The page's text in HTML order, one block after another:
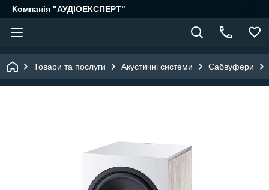
Компанія "АУДІОЕКСПЕРТ"
Товари та послуги Акустичні системи Сабвуфери